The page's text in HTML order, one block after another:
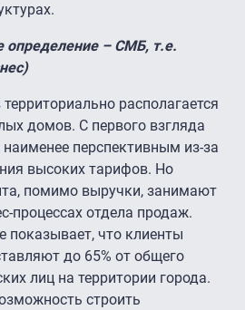
определение – СМБ, т.е.
располагается
домов. С первого взгляда
наименее перспективным из-за
высоких тарифов. Но
помимо выручки, занимают
процессах отдела продаж.
показывает, что клиенты
до 65% от общего
лиц на территории города.
строить